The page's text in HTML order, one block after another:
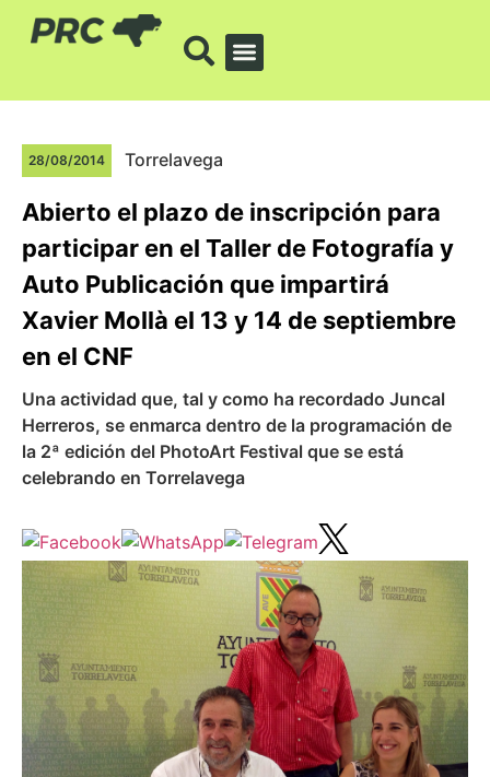
28/08/2014 Torrelavega
Abierto el plazo de inscripción para
participar en el Taller de Fotografía y
Auto Publicación que impartirá
Xavier Mollà el 13 y 14 de septiembre
en el CNF
Una actividad que, tal y como ha recordado Juncal
Herreros, se enmarca dentro de la programación de
la 2ª edición del PhotoArt Festival que se está
celebrando en Torrelavega